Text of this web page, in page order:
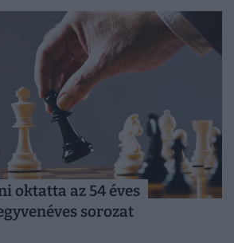
oktatta az 54 éves
sorozat